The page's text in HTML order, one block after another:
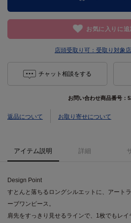
お気に入りに追
店頭受取り可： 受取り対象
チャット相談をする
お問い合わせ商品番号：
返品について お取り寄せについて
アイテム説明 詳細
Design Point
すとんと落ちるロングシルエットに、アート
ーブワンピース。
肩先をすっきり見せるラインで、1枚でもレ